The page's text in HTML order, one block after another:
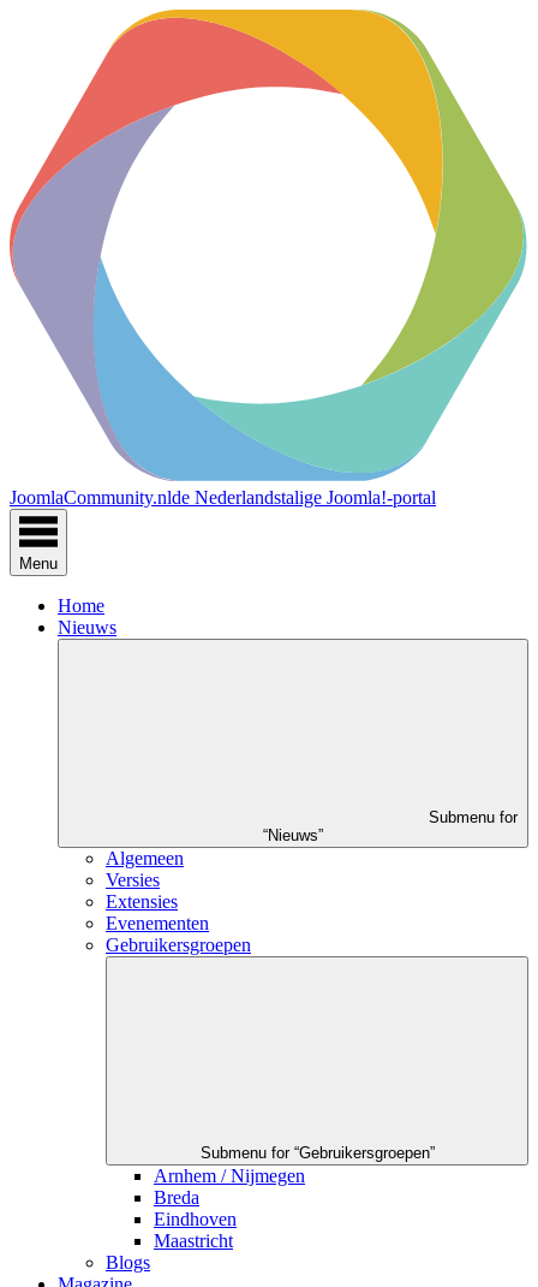
JoomlaCommunity.nlde Nederlandstalige Joomla!-portal
Menu
Home
Nieuws
Submenu for
“Nieuws”
Algemeen
Versies
Extensies
Evenementen
Gebruikersgroepen
Submenu for “Gebruikersgroepen”
Arnhem / Nijmegen
Breda
Eindhoven
Maastricht
Blogs